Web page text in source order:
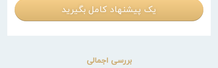
یک پیشنهاد کامل بگیرید
بررسی اجمالی